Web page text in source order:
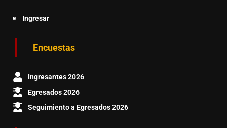
Ingresar
Encuestas
Ingresantes 2026
Egresados 2026
Seguimiento a Egresados 2026